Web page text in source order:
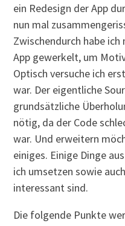
ein Redesign der App
nun mal
Zwischendurch habe
App gewerkelt, um
Optisch versuche ich
war. Der eigentliche
grundsätzliche
nötig, da der Code
war. Und erweitern
einiges. Einige Dinge
ich umsetzen sowie
interessant sind.
Die folgende Punkte